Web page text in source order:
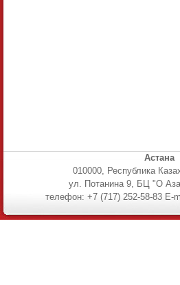
Астана
010000, Республика
ул. Потанина 9, БЦ "О
телефон: +7 (717) 252-58-83 E-